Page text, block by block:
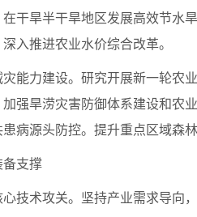
干旱半干旱地区发展高效节水
入推进农业水价综合改革。
灾能力建设。研究开展新一轮
强旱涝灾害防御体系建设和农
病源头防控。提升重点区域森
备支撑
心技术攻关。坚持产业需求导